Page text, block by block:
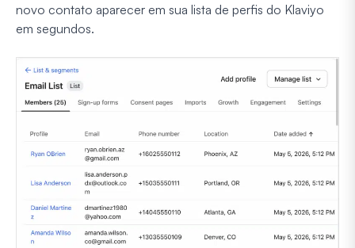
novo contato aparecer em sua lista de perfis do Klaviyo
em segundos.